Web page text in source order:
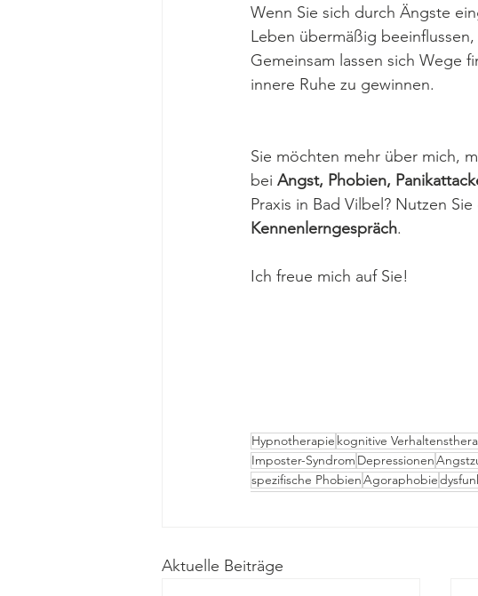
Wenn Sie sich durch Ängste
Leben übermäßig
Gemeinsam lassen sich Wege
innere Ruhe zu gewinnen.
Sie möchten mehr über mich,
bei Angst, Phobien,
Praxis in Bad Vilbel? Nutzen
Kennenlerngespräch.
Ich freue mich auf Sie!
Hypnotherapie kognitive
Imposter-Syndrom Depressionen
spezifische PhobienAgoraphobie
Aktuelle Beiträge